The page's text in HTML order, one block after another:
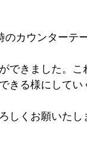
カウンターテ
できました。
きる様にしてい
しくお願いたし